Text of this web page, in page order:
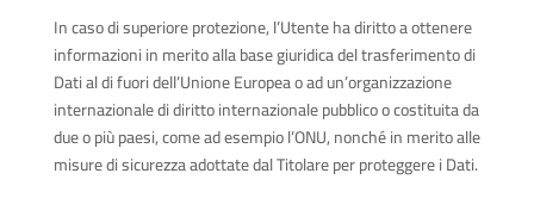
In caso di superiore protezione, l’Utente ha diritto a ottenere
informazioni in merito alla base giuridica del trasferimento di
Dati al di fuori dell’Unione Europea o ad un’organizzazione
internazionale di diritto internazionale pubblico o costituita da
due o più paesi, come ad esempio l’ONU, nonché in merito alle
misure di sicurezza adottate dal Titolare per proteggere i Dati.